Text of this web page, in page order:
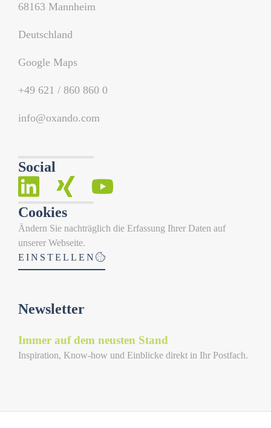
68163 Mannheim
Deutschland
Google Maps
+49 621 / 860 860 0
info@oxando.com
Social
Cookies
Ändern Sie nachträglich die Erfassung Ihrer Daten auf
unserer Webseite.
EINSTELLEN
Newsletter
Immer auf dem neusten Stand
Inspiration, Know-how und Einblicke direkt in Ihr Postfach.